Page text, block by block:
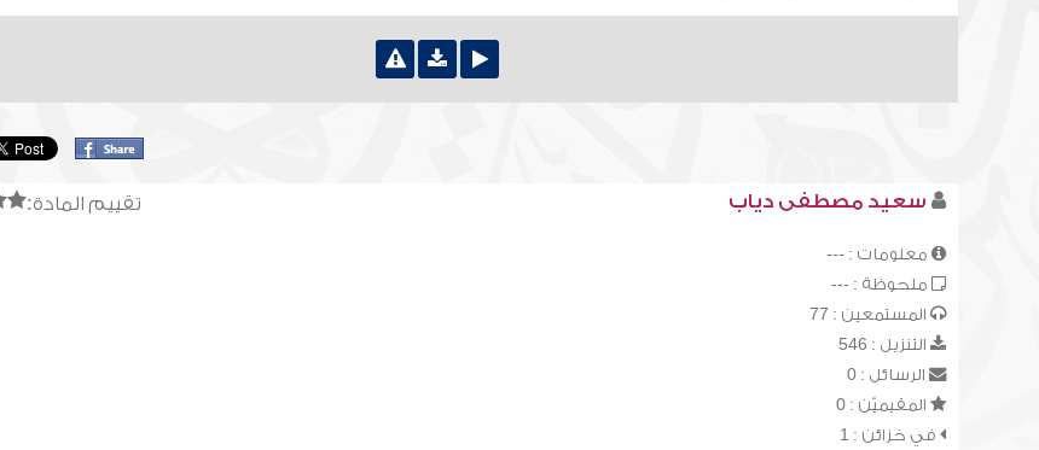
تقييم المادة: سعيد مصطفى دياب
معلومات : ---
ملحوظة : ---
المستمعين : 77
التنزيل : 546
الرسائل : 0
المقيميّن : 0
في خزائن : 1